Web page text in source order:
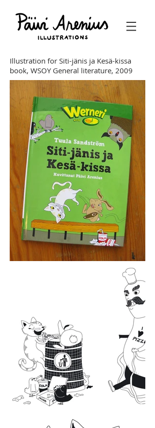
Illustration for Siti-jänis ja Kesä-kissa
book, WSOY General literature, 2009